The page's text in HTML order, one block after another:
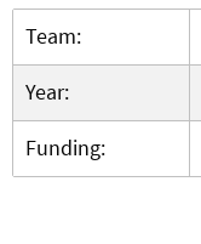
Team:
Year:
Funding: